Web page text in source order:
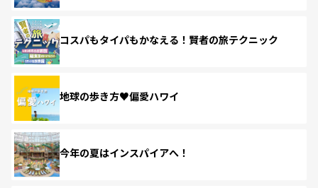
コスパもタイパもかなえる！賢者の旅テクニック
地球の歩き方♥偏愛ハワイ
今年の夏はインスパイアへ！